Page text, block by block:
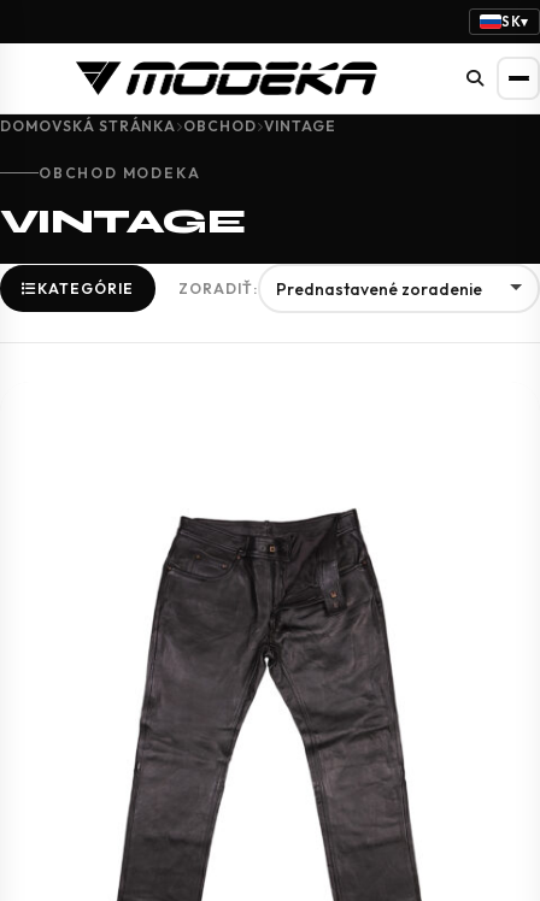
SK▾
DOMOVSKÁ STRÁNKA OBCHOD VINTAGE
OBCHOD MODEKA
VINTAGE
KATEGÓRIE ZORADIŤ: